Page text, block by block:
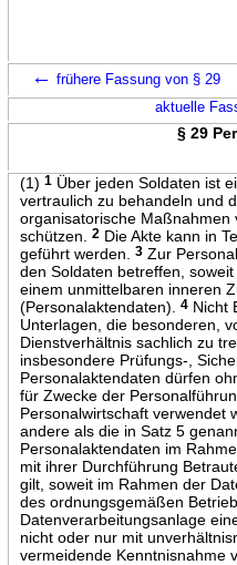
← frühere Fassung von § 29
aktuelle
§ 29
(1) 1Über jeden Soldaten ist
vertraulich zu behandeln und
organisatorische Maßnahmen
schützen.
2Die Akte kann in
geführt werden.
3Zur
den Soldaten betreffen,
einem unmittelbaren inneren
(Personalaktendaten).
4Nicht
Unterlagen, die besonderen,
Dienstverhältnis sachlich zu
insbesondere Prüfungs-,
Personalaktendaten dürfen
für Zwecke der
Personalwirtschaft verwendet
andere als die in Satz 5
Personalaktendaten im
mit ihrer Durchführung
gilt, soweit im Rahmen der
des ordnungsgemäßen
Datenverarbeitungsanlage
nicht oder nur mit
vermeidende Kenntnisnahme